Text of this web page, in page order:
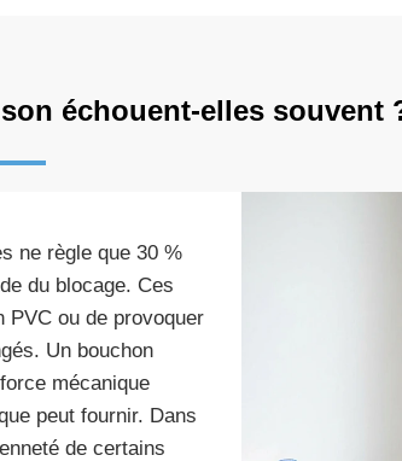
échouent-elles souvent
ne règle que 30 %
du blocage. Ces
ou de provoquer
Un bouchon
mécanique
peut fournir. Dans
de certains